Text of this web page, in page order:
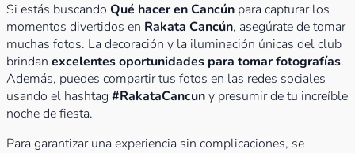
Si estás buscando Qué hacer en Cancún para capturar los
momentos divertidos en Rakata Cancún, asegúrate de tomar
muchas fotos. La decoración y la iluminación únicas del club
brindan excelentes oportunidades para tomar fotografías.
Además, puedes compartir tus fotos en las redes sociales
usando el hashtag #RakataCancuny presumir de tu increíble
noche de fiesta.
Para garantizar una experiencia sin complicaciones, se